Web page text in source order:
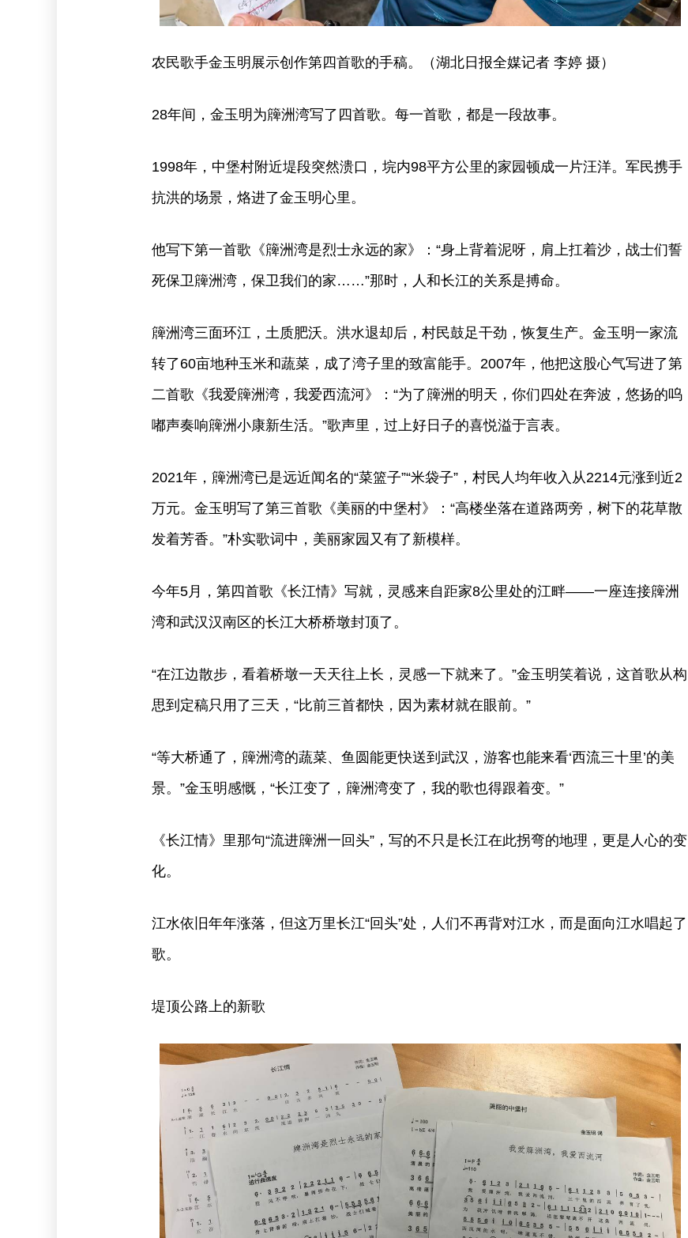
农民歌手金玉明展示创作第四首歌的手稿。（湖北日报全媒记者 李婷 摄）
28年间，金玉明为簰洲湾写了四首歌。每一首歌，都是一段故事。
1998年，中堡村附近堤段突然溃口，垸内98平方公里的家园顿成一片汪洋。军民携手
抗洪的场景，烙进了金玉明心里。
他写下第一首歌《簰洲湾是烈士永远的家》：“身上背着泥呀，肩上扛着沙，战士们誓
死保卫簰洲湾，保卫我们的家……”那时，人和长江的关系是搏命。
簰洲湾三面环江，土质肥沃。洪水退却后，村民鼓足干劲，恢复生产。金玉明一家流
转了60亩地种玉米和蔬菜，成了湾子里的致富能手。2007年，他把这股心气写进了第
二首歌《我爱簰洲湾，我爱西流河》：“为了簰洲的明天，你们四处在奔波，悠扬的呜
嘟声奏响簰洲小康新生活。”歌声里，过上好日子的喜悦溢于言表。
2021年，簰洲湾已是远近闻名的“菜篮子”“米袋子”，村民人均年收入从2214元涨到近2
万元。金玉明写了第三首歌《美丽的中堡村》：“高楼坐落在道路两旁，树下的花草散
发着芳香。”朴实歌词中，美丽家园又有了新模样。
今年5月，第四首歌《长江情》写就，灵感来自距家8公里处的江畔——一座连接簰洲
湾和武汉汉南区的长江大桥桥墩封顶了。
“在江边散步，看着桥墩一天天往上长，灵感一下就来了。”金玉明笑着说，这首歌从构
思到定稿只用了三天，“比前三首都快，因为素材就在眼前。”
“等大桥通了，簰洲湾的蔬菜、鱼圆能更快送到武汉，游客也能来看‘西流三十里’的美
景。”金玉明感慨，“长江变了，簰洲湾变了，我的歌也得跟着变。”
《长江情》里那句“流进簰洲一回头”，写的不只是长江在此拐弯的地理，更是人心的变
化。
江水依旧年年涨落，但这万里长江“回头”处，人们不再背对江水，而是面向江水唱起了
歌。
堤顶公路上的新歌